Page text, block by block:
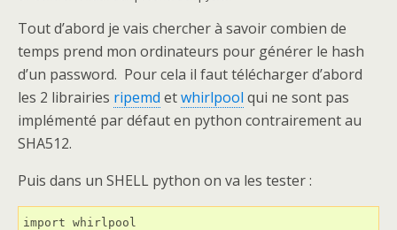
Tout d’abord je vais chercher à savoir combien de
temps prend mon ordinateurs pour générer le hash
d’un password. Pour cela il faut télécharger d’abord
les 2 librairies ripemd etwhirlpool qui ne sont pas
implémenté par défaut en python contrairement au
SHA512.
Puis dans un SHELL python on va les tester :
import whirlpool